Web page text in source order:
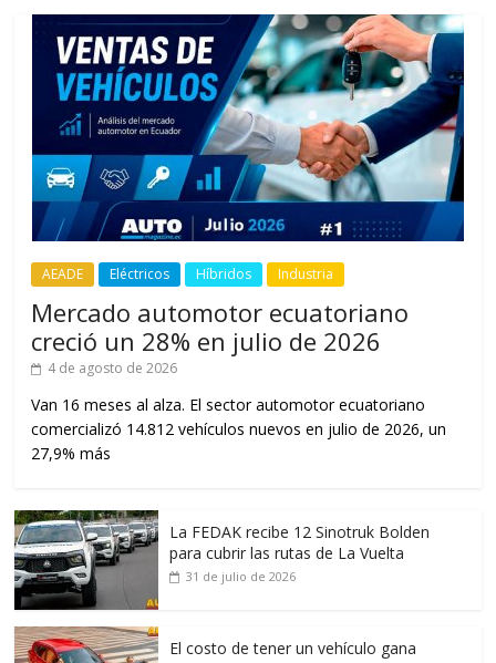
AEADE Eléctricos Híbridos Industria
Mercado automotor ecuatoriano
creció un 28% en julio de 2026
4 de agosto de 2026
Van 16 meses al alza. El sector automotor ecuatoriano
comercializó 14.812 vehículos nuevos en julio de 2026, un
27,9% más
La FEDAK recibe 12 Sinotruk Bolden
para cubrir las rutas de La Vuelta
31 de julio de 2026
El costo de tener un vehículo gana